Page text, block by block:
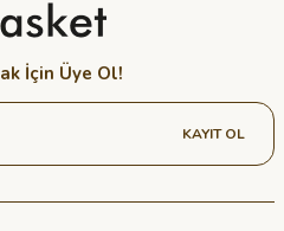
İçin Üye Ol!
KAYIT OL